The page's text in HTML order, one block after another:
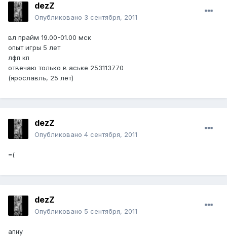
dezZ
Опубликовано 3 сентября, 2011
вл прайм 19.00-01.00 мск
опыт игры 5 лет
лфп кп
отвечаю только в аське 253113770
(ярославль, 25 лет)
dezZ
Опубликовано 4 сентября, 2011
=(
dezZ
Опубликовано 5 сентября, 2011
апну